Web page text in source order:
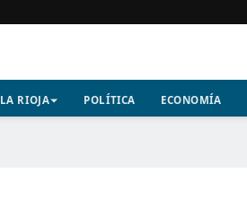
LA RIOJA POLÍTICA ECONOMÍA